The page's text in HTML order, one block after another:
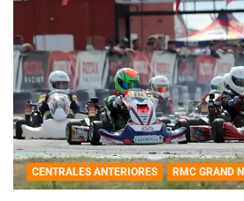
CENTRALES ANTERIORES RMC GRAND